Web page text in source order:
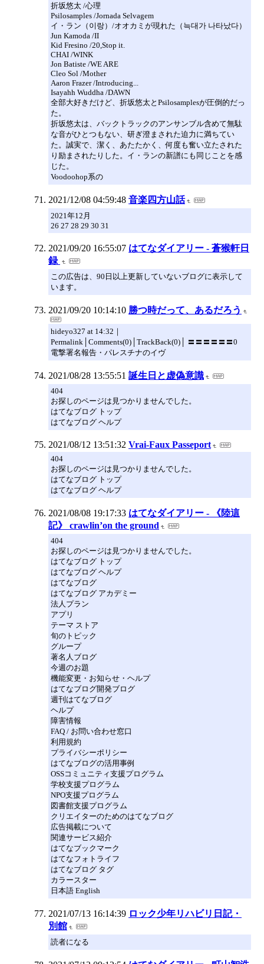
折坂悠太 /心理
Psilosamples /Jornada Selvagem
イ・ラン（이랑）/オオカミが現れた（늑대가 나타났다）
Jun Kamoda /II
Kid Fresino /20,Stop it.
CHAI /WINK
Jon Batiste /WE ARE
Cleo Sol /Mother
Aaron Frazer /Introducing...
Isayahh Wuddha /DAWN
全部大好きだけど、折坂悠太とPsilosamplesが圧倒的だっ
た。
折坂悠太は、バックトラックのアンサンブル含めて無駄
な音がひとつもない、研ぎ澄まされた迫力に満ちてい
た。誠実で、潔く、あたたかく、何度も奮い立たされた
り励まされたりした。イ・ランの新譜にも同じことを感
じた。
Voodoohop系の
2021/12/08 04:59:48 音楽四方山話
2021年12月
26 27 28 29 30 31
2021/09/20 16:55:07 はてなダイアリー - 蒼猴軒日
録
この広告は、90日以上更新していないブログに表示して
います。
2021/09/20 10:14:10 勝つ時だって、あるだろう
hideyo327 at 14:32｜
Permalink│Comments(0)│TrackBack(0)│ 〓〓〓〓〓〓0
電撃署名報告・パレスチナのイヴ
2021/08/28 13:55:51 誕生日と虚偽意識
404
お探しのページは見つかりませんでした。
はてなブログ トップ
はてなブログ ヘルプ
2021/08/12 13:51:32 Vrai-Faux Passeport
404
お探しのページは見つかりませんでした。
はてなブログ トップ
はてなブログ ヘルプ
2021/08/08 19:17:33 はてなダイアリー - 《陸這
記》 crawlin’on the ground
404
お探しのページは見つかりませんでした。
はてなブログ トップ
はてなブログ ヘルプ
はてなブログ
はてなブログ アカデミー
法人プラン
アプリ
テーマ ストア
旬のトピック
グループ
著名人ブログ
今週のお題
機能変更・お知らせ・ヘルプ
はてなブログ開発ブログ
週刊はてなブログ
ヘルプ
障害情報
FAQ / お問い合わせ窓口
利用規約
プライバシーポリシー
はてなブログの活用事例
OSSコミュニティ支援プログラム
学校支援プログラム
NPO支援プログラム
図書館支援プログラム
クリエイターのためのはてなブログ
広告掲載について
関連サービス紹介
はてなブックマーク
はてなフォトライフ
はてなブログ タグ
カラースター
日本語 English
2021/07/13 16:14:39 ロック少年リハビリ日記・
別館
読者になる